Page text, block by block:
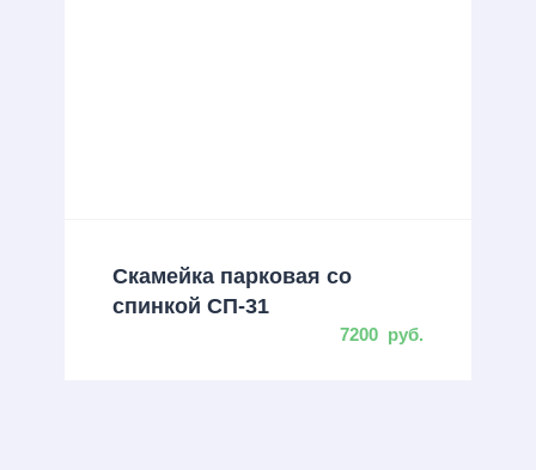
Скамейка парковая со
спинкой СП-31
7200 руб.